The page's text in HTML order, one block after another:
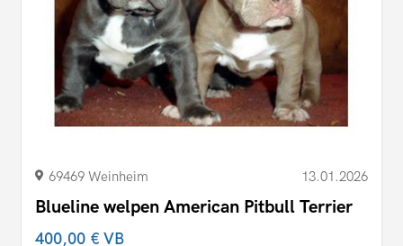
69469 Weinheim 13.01.2026
Blueline welpen American Pitbull Terrier
400,00 €VB